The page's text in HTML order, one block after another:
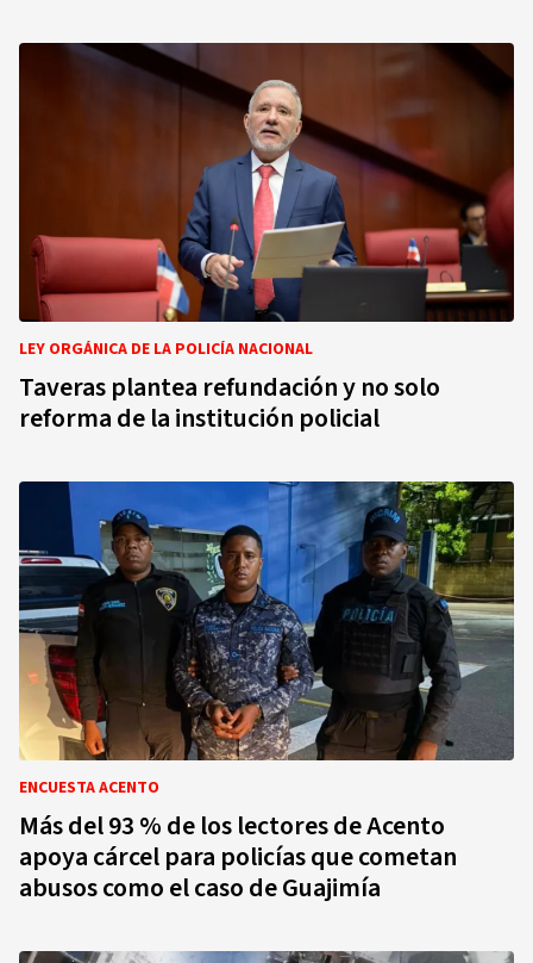
LEY ORGÁNICA DE LA POLICÍA NACIONAL
Taveras plantea refundación y no solo
reforma de la institución policial
ENCUESTA ACENTO
Más del 93 % de los lectores de Acento
apoya cárcel para policías que cometan
abusos como el caso de Guajimía